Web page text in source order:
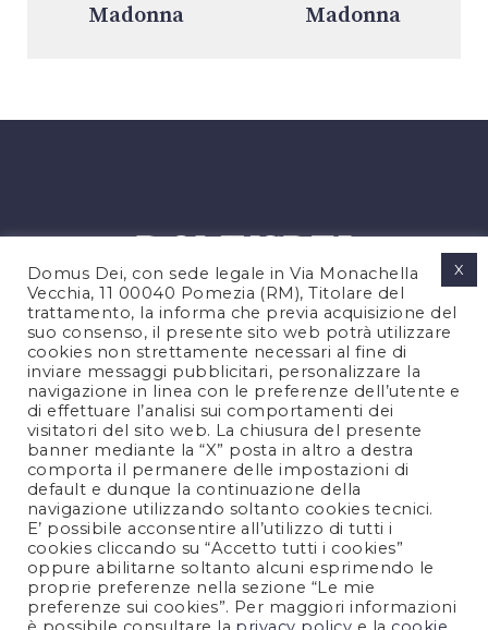
Madonna
Madonna
PRIVACY POLICY
COOKIES POLICY
LEGAL NOTES
CONTACTS
FOLLOW US
Domus Dei, con sede legale in Via Monachella
Vecchia, 11 00040 Pomezia (RM), Titolare del
trattamento, la informa che previa acquisizione del
suo consenso, il presente sito web potrà utilizzare
cookies non strettamente necessari al fine di
inviare messaggi pubblicitari, personalizzare la
navigazione in linea con le preferenze dell’utente e
di effettuare l’analisi sui comportamenti dei
visitatori del sito web. La chiusura del presente
banner mediante la “X” posta in altro a destra
comporta il permanere delle impostazioni di
default e dunque la continuazione della
navigazione utilizzando soltanto cookies tecnici.
E’ possibile acconsentire all’utilizzo di tutti i
cookies cliccando su “Accetto tutti i cookies”
oppure abilitarne soltanto alcuni esprimendo le
proprie preferenze nella sezione “Le mie
preferenze sui cookies”. Per maggiori informazioni
X